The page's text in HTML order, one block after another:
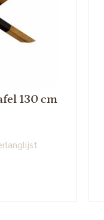
130 cm